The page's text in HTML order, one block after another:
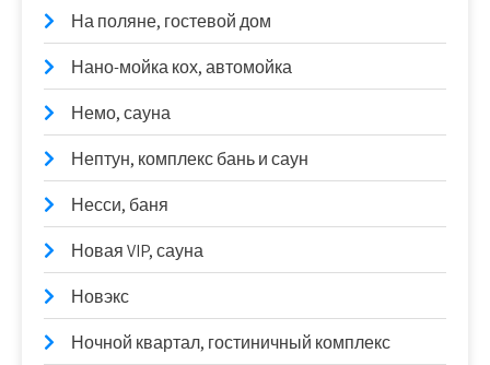
На поляне, гостевой дом
Нано-мойка кох, автомойка
Немо, сауна
Нептун, комплекс бань и саун
Несси, баня
Новая VIP, сауна
Новэкс
Ночной квартал, гостиничный комплекс